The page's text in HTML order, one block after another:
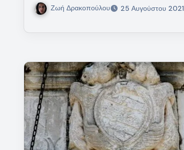
Ζωή Δρακοπούλου 25 Αυγούστου 2021